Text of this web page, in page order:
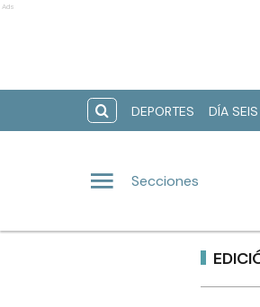
Ads
DEPORTES DÍA SEIS
Secciones